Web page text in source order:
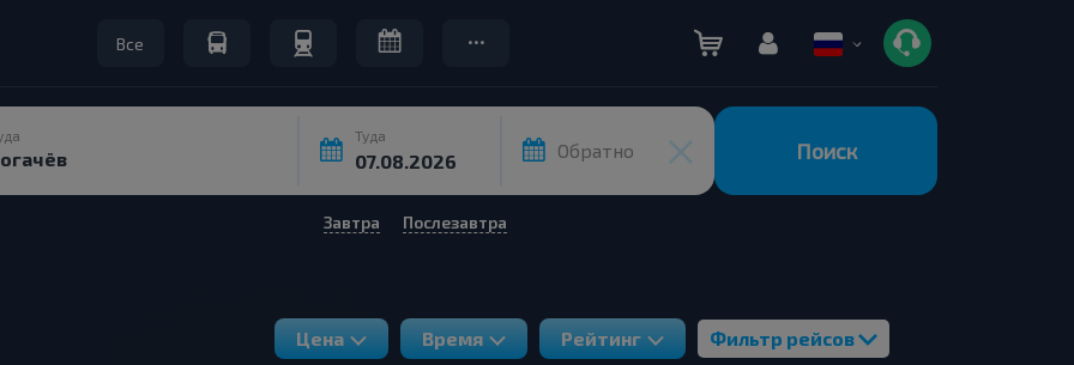
Все
Туда
Обратно Поиск
Завтра Послезавтра
Цена Время Рейтинг Фильтр рейсов